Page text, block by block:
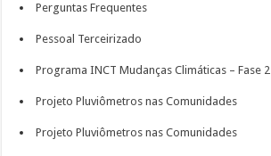
Perguntas Frequentes
Pessoal Terceirizado
Programa INCT Mudanças Climáticas – Fase 2
Projeto Pluviômetros nas Comunidades
Projeto Pluviômetros nas Comunidades